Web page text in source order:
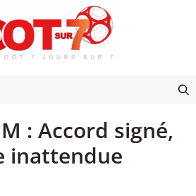
: Accord signé,
inattendue